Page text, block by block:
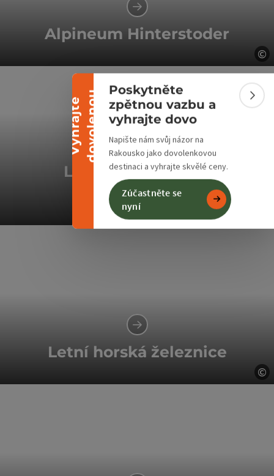
V
y
h
r
a
j
t
e
d
o
v
o
l
e
n
ou
Sbalit banner
Poskytněte
zpětnou vazbu a
vyhrajte dovo
Napište nám svůj názor na
Rakousko jako dovolenkovou
destinaci a vyhrajte skvělé ceny.
Zúčastněte se
nyní
Alpineum Hinterstoder
©
Lyžařské středisko
Hinterstoder
Letní horská železnice
©